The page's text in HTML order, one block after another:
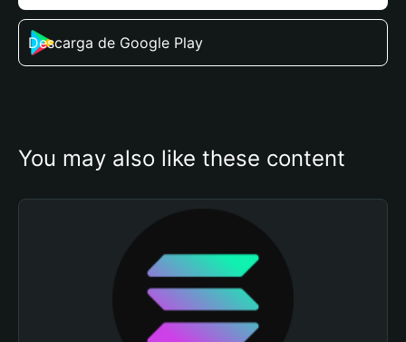
Descarga de Google Play
You may also like these content